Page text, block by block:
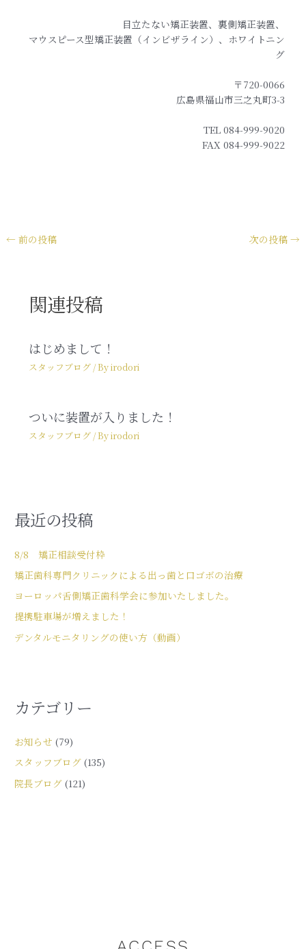
目立たない矯正装置、裏側矯正装置、
マウスピース型矯正装置（インビザライン）、ホワイトニン
グ
〒720-0066
広島県福山市三之丸町3-3
TEL 084-999-9020
FAX 084-999-9022
← 前の投稿 次の投稿 →
関連投稿
はじめまして！
スタッフブログ/ Byirodori
ついに装置が入りました！
スタッフブログ/ Byirodori
最近の投稿
8/8 矯正相談受付枠
矯正歯科専門クリニックによる出っ歯と口ゴボの治療
ヨーロッパ舌側矯正歯科学会に参加いたしました。
提携駐車場が増えました！
デンタルモニタリングの使い方（動画）
カテゴリー
お知らせ (79)
スタッフブログ (135)
院長ブログ (121)